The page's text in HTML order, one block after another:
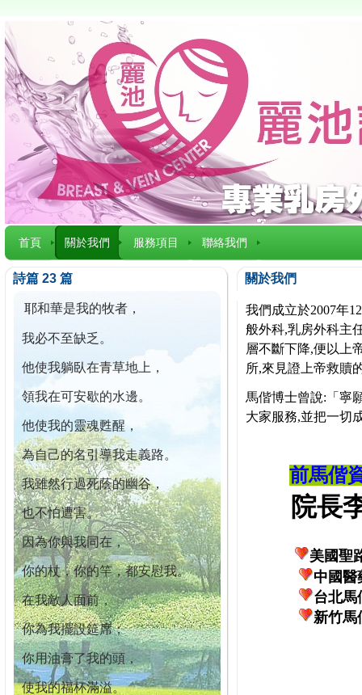
首頁 關於我們 服務項目 聯絡我們
詩篇 23 篇
耶和華是我的牧者，
我必不至缺乏。
他使我躺臥在青草地上，
領我在可安歇的水邊。
他使我的靈魂甦醒，
為自己的名引導我走義路。
我雖然行過死蔭的幽谷，
也不怕遭害。
因為你與我同在，
你的杖，你的竿，都安慰我。
在我敵人面前，
你為我擺設筵席；
你用油膏了我的頭，
使我的福杯滿溢。
關於我們
我們成立於2007年
般外科,乳房外科主
層不斷下降,便以上
所,來見證上帝救贖
馬偕博士曾說:「寧
大家服務,並把一切
前馬偕
院長李
美國聖
中國醫
台北馬
新竹馬